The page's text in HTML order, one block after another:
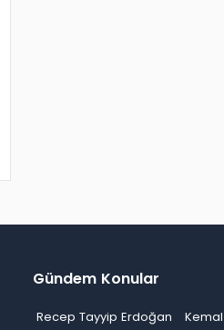
Gündem Konular
Recep Tayyip Erdoğan
Kemal